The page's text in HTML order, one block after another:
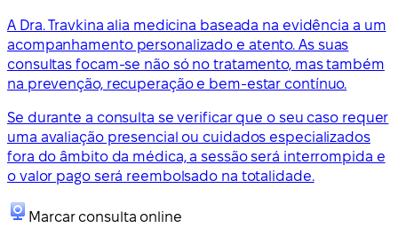
A Dra. Travkina alia medicina baseada na evidência a um
acompanhamento personalizado e atento. As suas
consultas focam-se não só no tratamento, mas também
na prevenção, recuperação e bem-estar contínuo.
Se durante a consulta se verificar que o seu caso requer
uma avaliação presencial ou cuidados especializados
fora do âmbito da médica, a sessão será interrompida e
o valor pago será reembolsado na totalidade.
Marcar consulta online